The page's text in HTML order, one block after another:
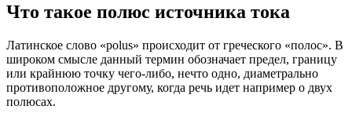
Что такое полюс источника тока
Латинское слово «polus» происходит от греческого «полос». В
широком смысле данный термин обозначает предел, границу
или крайнюю точку чего-либо, нечто одно, диаметрально
противоположное другому, когда речь идет например о двух
полюсах.